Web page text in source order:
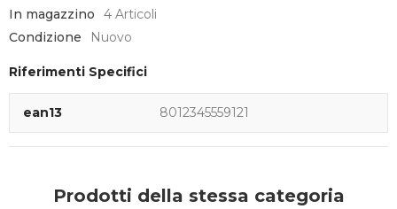
In magazzino
4 Articoli
Condizione
Nuovo
Riferimenti Specifici
ean13 8012345559121
Prodotti della stessa categoria